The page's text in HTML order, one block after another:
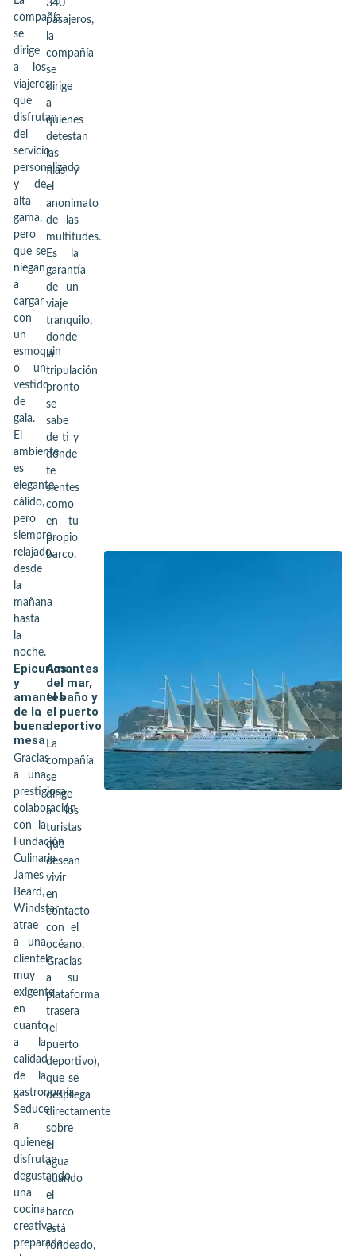
compañía
se
dirige
a los
viajeros
que
disfrutan
del
servicio
personalizado
y de
alta
gama,
pero
que se
niegan
a
cargar
con
un
esmoquin
o un
vestido
de
gala.
El
ambiente
es
elegante,
cálido,
pero
siempre
relajado,
desde
la
mañana
hasta
la
noche.
340
pasajeros,
la
compañía
se
dirige
a
quienes
detestan
las
filas y
el
anonimato
de las
multitudes.
Es la
garantía
de un
viaje
tranquilo,
donde
la
tripulación
pronto
se
sabe
de ti y
donde
te
sientes
como
en tu
propio
barco.
Epicurios
y
amantes
de la
buena
mesa
Gracias
a una
prestigiosa
colaboración
con la
Fundación
Culinaria
James
Beard,
Windstar
atrae
a una
clientela
muy
exigente
en
cuanto
a la
calidad
de la
gastronomía.
Seduce
a
quienes
disfrutan
degustando
una
cocina
creativa,
preparada
Amantes
del mar,
el baño y
el puerto
deportivo
La
compañía
se
dirige
a los
turistas
que
desean
vivir
en
contacto
con el
océano.
Gracias
a su
plataforma
trasera
(el
puerto
deportivo),
que se
despliega
directamente
sobre
el
agua
cuando
el
barco
está
fondeado,